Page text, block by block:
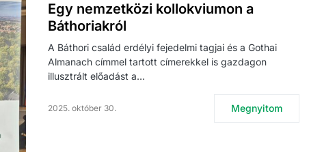
Egy nemzetközi kollokviumon a
Báthoriakról
A Báthori család erdélyi fejedelmi tagjai és a Gothai
Almanach címmel tartott címerekkel is gazdagon
illusztrált előadást a…
2025. október 30. Megnyitom